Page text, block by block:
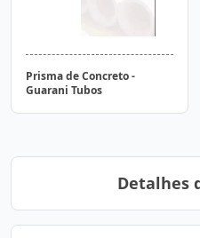
Prisma de Concreto -
Guarani Tubos
Detalhes